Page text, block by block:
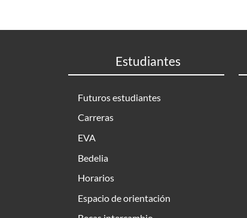
Estudiantes
Futuros estudiantes
Carreras
EVA
Bedelia
Horarios
Espacio de orientación